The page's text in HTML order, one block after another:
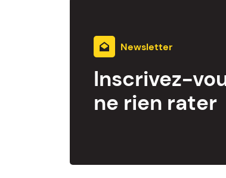
Newsletter
Inscrivez-
ne rien rater